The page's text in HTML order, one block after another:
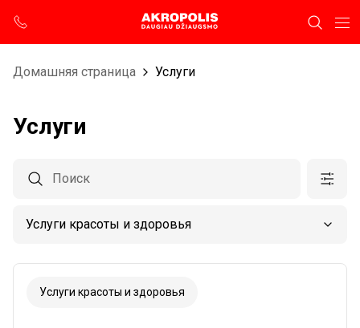
Домашняя страница Услуги
Услуги
Услуги красоты и здоровья